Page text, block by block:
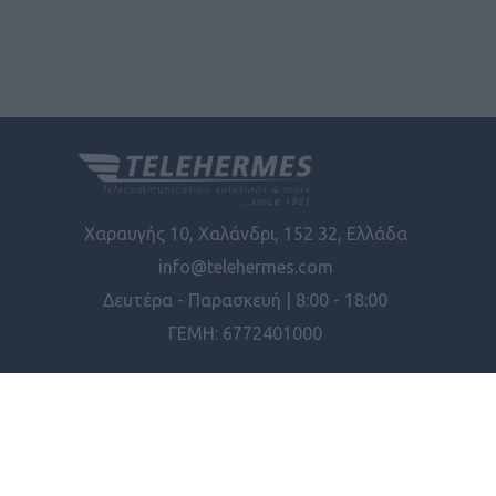
Χαραυγής 10, Χαλάνδρι, 152 32, Ελλάδα
info@telehermes.com
Δευτέρα - Παρασκευή | 8:00 - 18:00
ΓΕΜΗ: 6772401000